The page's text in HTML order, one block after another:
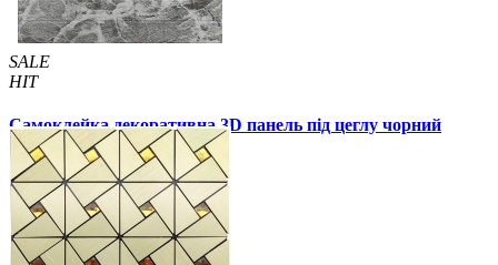
SALE
HIT
Самоклейка декоративна 3D панель під цеглу чорний
мармур 700x770x3мм
59 грн./шт 160 грн./шт